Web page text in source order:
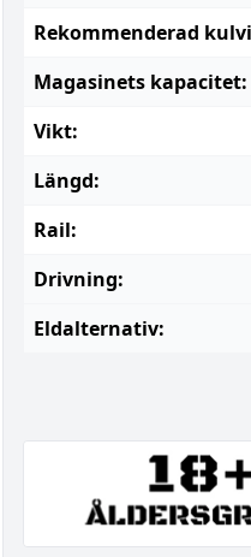
Rekommenderad
Magasinets kapacitet:
Vikt:
Längd:
Rail:
Drivning:
Eldalternativ: